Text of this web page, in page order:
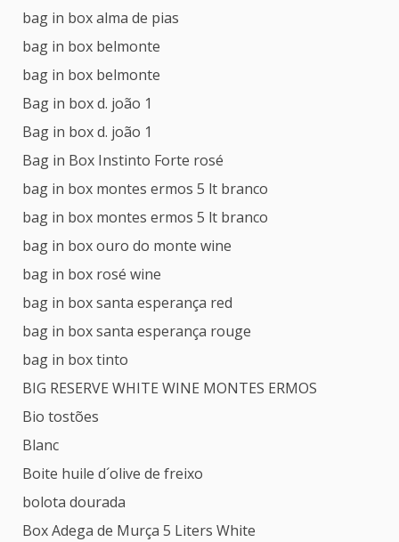
bag in box alma de pias
bag in box belmonte
bag in box belmonte
Bag in box d. joão 1
Bag in box d. joão 1
Bag in Box Instinto Forte rosé
bag in box montes ermos 5 lt branco
bag in box montes ermos 5 lt branco
bag in box ouro do monte wine
bag in box rosé wine
bag in box santa esperança red
bag in box santa esperança rouge
bag in box tinto
BIG RESERVE WHITE WINE MONTES ERMOS
Bio tostões
Blanc
Boite huile d´olive de freixo
bolota dourada
Box Adega de Murça 5 Liters White